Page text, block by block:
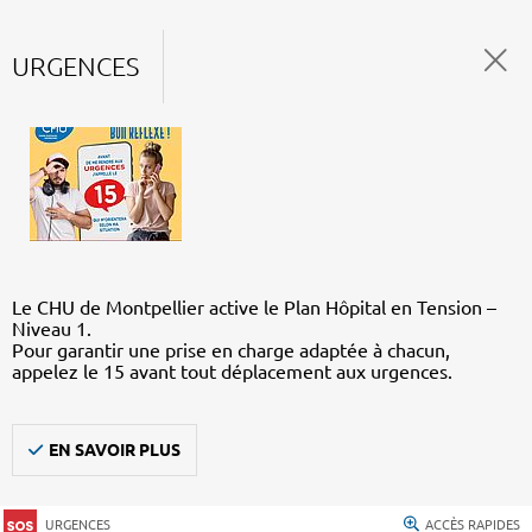
URGENCES
Le CHU de Montpellier active le Plan Hôpital en Tension –
Niveau 1.
Pour garantir une prise en charge adaptée à chacun,
appelez le 15 avant tout déplacement aux urgences.
EN SAVOIR PLUS
URGENCES ACCÈS RAPIDES